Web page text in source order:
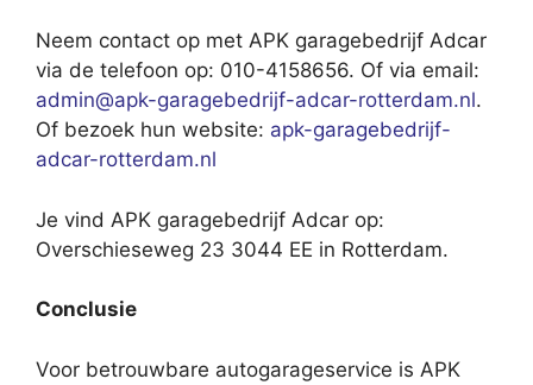
Neem contact op met APK garagebedrijf Adcar
via de telefoon op: 010-4158656. Of via email:
admin@apk-garagebedrijf-adcar-rotterdam.nl.
Of bezoek hun website: apk-garagebedrijf-
adcar-rotterdam.nl
Je vind APK garagebedrijf Adcar op:
Overschieseweg 23 3044 EE in Rotterdam.
Conclusie
Voor betrouwbare autogarageservice is APK